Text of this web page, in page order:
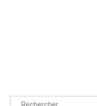
Rechercher :